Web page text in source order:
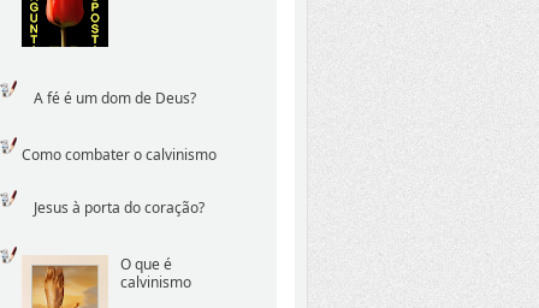
A fé é um dom de Deus?
Como combater o calvinismo
Jesus à porta do coração?
O que é
calvinismo